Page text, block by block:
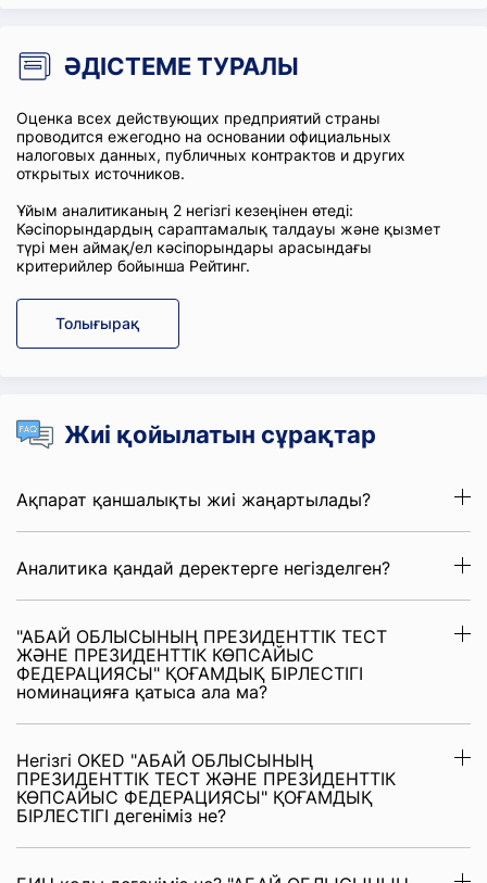
ӘДІСТЕМЕ ТУРАЛЫ
Оценка всех действующих предприятий страны
проводится ежегодно на основании официальных
налоговых данных, публичных контрактов и других
открытых источников.
Ұйым аналитиканың 2 негізгі кезеңінен өтеді:
Кәсіпорындардың сараптамалық талдауы және қызмет
түрі мен аймақ/ел кәсіпорындары арасындағы
критерийлер бойынша Рейтинг.
Толығырақ
Жиі қойылатын сұрақтар
Ақпарат қаншалықты жиі жаңартылады?
Аналитика қандай деректерге негізделген?
"АБАЙ ОБЛЫСЫНЫҢ ПРЕЗИДЕНТТІК ТЕСТ
ЖӘНЕ ПРЕЗИДЕНТТІК КӨПСАЙЫС
ФЕДЕРАЦИЯСЫ" ҚОҒАМДЫҚ БІРЛЕСТІГІ
номинацияға қатыса ала ма?
Негізгі OKED "АБАЙ ОБЛЫСЫНЫҢ
ПРЕЗИДЕНТТІК ТЕСТ ЖӘНЕ ПРЕЗИДЕНТТІК
КӨПСАЙЫС ФЕДЕРАЦИЯСЫ" ҚОҒАМДЫҚ
БІРЛЕСТІГІ дегеніміз не?